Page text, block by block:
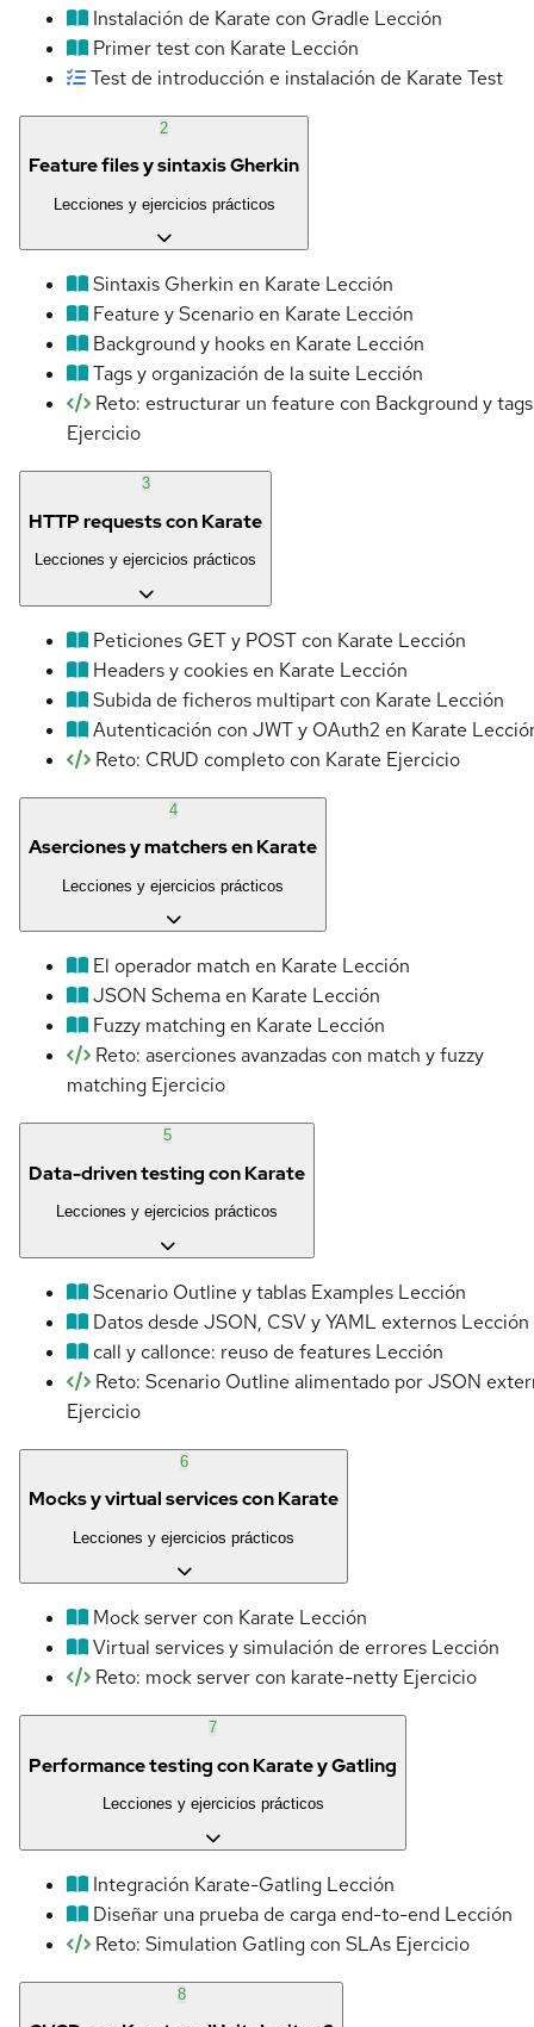
Instalación de Karate con Gradle Lección
Primer test con Karate Lección
Test de introducción e instalación de Karate Test
2
Feature files y sintaxis Gherkin
Lecciones y ejercicios prácticos
Sintaxis Gherkin en Karate Lección
Feature y Scenario en Karate Lección
Background y hooks en Karate Lección
Tags y organización de la suite Lección
Reto: estructurar un feature con Background y tags
Ejercicio
3
HTTP requests con Karate
Lecciones y ejercicios prácticos
Peticiones GET y POST con Karate Lección
Headers y cookies en Karate Lección
Subida de ficheros multipart con Karate Lección
Autenticación con JWT y OAuth2 en Karate
Reto: CRUD completo con Karate Ejercicio
4
Aserciones y matchers en Karate
Lecciones y ejercicios prácticos
El operador match en Karate Lección
JSON Schema en Karate Lección
Fuzzy matching en Karate Lección
Reto: aserciones avanzadas con match y fuzzy
matching Ejercicio
5
Data-driven testing con Karate
Lecciones y ejercicios prácticos
Scenario Outline y tablas Examples Lección
Datos desde JSON, CSV y YAML externos Lección
call y callonce: reuso de features Lección
Reto: Scenario Outline alimentado por JSON
Ejercicio
6
Mocks y virtual services con Karate
Lecciones y ejercicios prácticos
Mock server con Karate Lección
Virtual services y simulación de errores Lección
Reto: mock server con karate-netty Ejercicio
7
Performance testing con Karate y Gatling
Lecciones y ejercicios prácticos
Integración Karate-Gatling Lección
Diseñar una prueba de carga end-to-end Lección
Reto: Simulation Gatling con SLAs Ejercicio
8